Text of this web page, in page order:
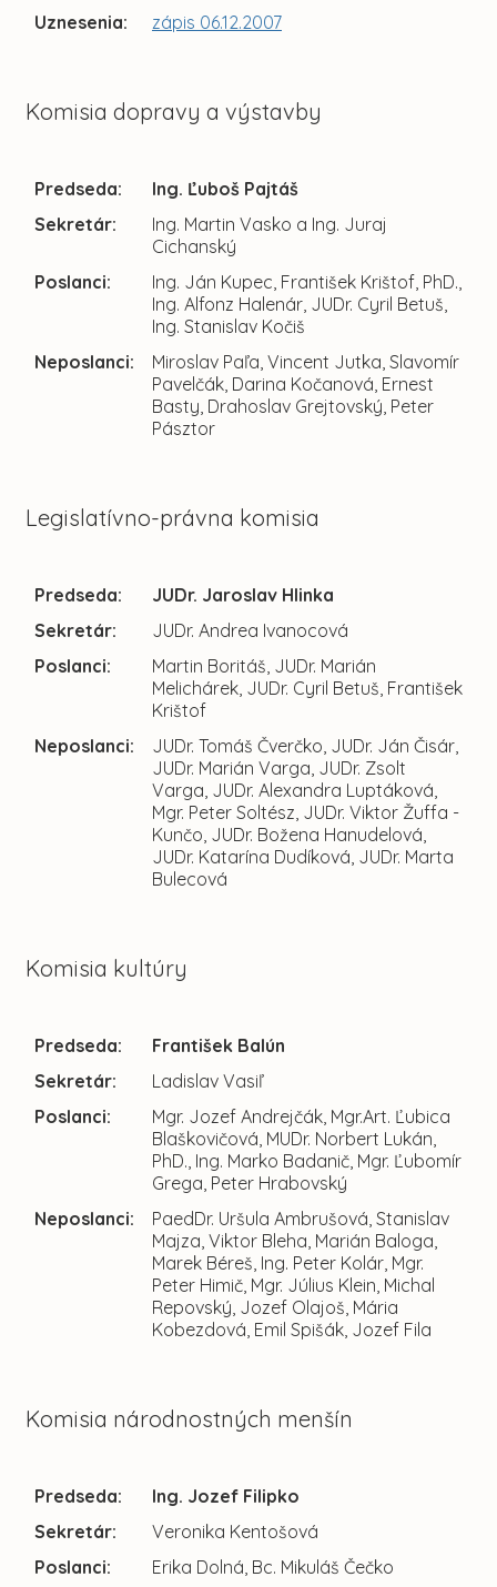
Uznesenia:
zápis 06.12.2007
Komisia dopravy a výstavby
Predseda:
Ing. Ľuboš Pajtáš
Sekretár:
Ing. Martin Vasko a Ing. Juraj
Cichanský
Poslanci:
Ing. Ján Kupec, František Krištof, PhD.,
Ing. Alfonz Halenár, JUDr. Cyril Betuš,
Ing. Stanislav Kočiš
Neposlanci:
Miroslav Paľa, Vincent Jutka, Slavomír
Pavelčák, Darina Kočanová, Ernest
Basty, Drahoslav Grejtovský, Peter
Pásztor
Legislatívno-právna komisia
Predseda:
JUDr. Jaroslav Hlinka
Sekretár:
JUDr. Andrea Ivanocová
Poslanci:
Martin Boritáš, JUDr. Marián
Melichárek, JUDr. Cyril Betuš, František
Krištof
Neposlanci:
JUDr. Tomáš Čverčko, JUDr. Ján Čisár,
JUDr. Marián Varga, JUDr. Zsolt
Varga, JUDr. Alexandra Luptáková,
Mgr. Peter Soltész, JUDr. Viktor Žuffa -
Kunčo, JUDr. Božena Hanudelová,
JUDr. Katarína Dudíková, JUDr. Marta
Bulecová
Komisia kultúry
Predseda:
František Balún
Sekretár:
Ladislav Vasiľ
Poslanci:
Mgr. Jozef Andrejčák, Mgr.Art. Ľubica
Blaškovičová, MUDr. Norbert Lukán,
PhD., Ing. Marko Badanič, Mgr. Ľubomír
Grega, Peter Hrabovský
Neposlanci:
PaedDr. Uršula Ambrušová, Stanislav
Majza, Viktor Bleha, Marián Baloga,
Marek Béreš, Ing. Peter Kolár, Mgr.
Peter Himič, Mgr. Július Klein, Michal
Repovský, Jozef Olajoš, Mária
Kobezdová, Emil Spišák, Jozef Fila
Komisia národnostných menšín
Predseda:
Ing. Jozef Filipko
Sekretár:
Veronika Kentošová
Poslanci:
Erika Dolná, Bc. Mikuláš Čečko